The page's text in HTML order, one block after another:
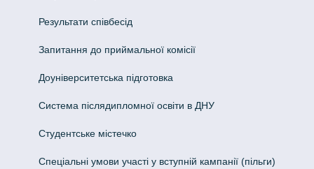
Результати співбесід
Запитання до приймальної комісії
Доуніверситетська підготовка
Система післядипломної освіти в ДНУ
Cтудентське містечко
Спеціальні умови участі у вступній кампанії (пільги)